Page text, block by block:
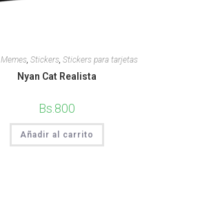
Memes, Stickers, Stickers para tarjetas
Nyan Cat Realista
Bs. 800
Añadir al carrito